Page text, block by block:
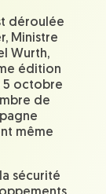
déroulée
Ministre
Wurth,
édition
5 octobre
de
même
sécurité